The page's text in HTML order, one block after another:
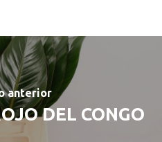
anterior
DEL CONGO